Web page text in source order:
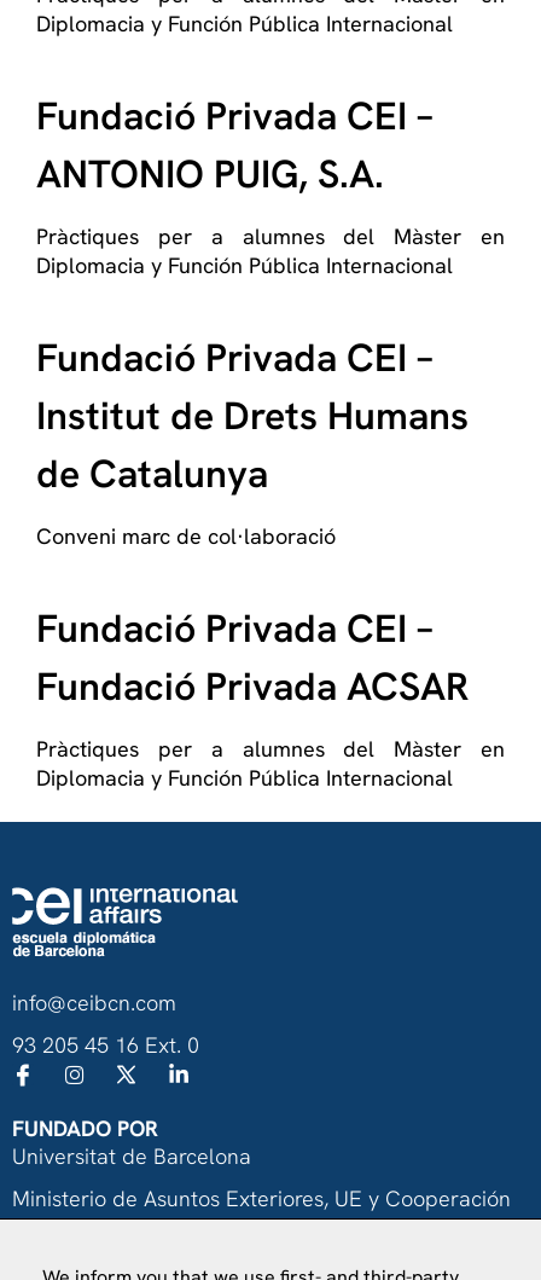
Diplomacia y Función Pública Internacional
Fundació Privada CEI –
ANTONIO PUIG, S.A.
Pràctiques per a alumnes del Màster en
Diplomacia y Función Pública Internacional
Fundació Privada CEI –
Institut de Drets Humans
de Catalunya
Conveni marc de col·laboració
Fundació Privada CEI –
Fundació Privada ACSAR
Pràctiques per a alumnes del Màster en
Diplomacia y Función Pública Internacional
info@ceibcn.com
93 205 45 16 Ext. 0
FUNDADO POR
Universitat de Barcelona
Ministerio de Asuntos Exteriores, UE y Cooperación